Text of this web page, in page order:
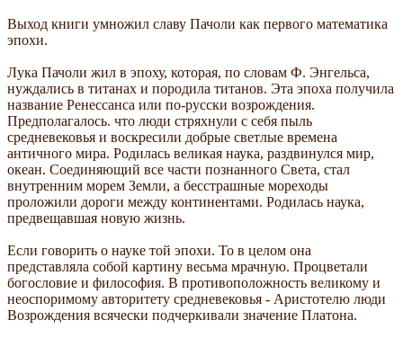
Выход книги умножил славу Пачоли как первого математика
эпохи.
Лука Пачоли жил в эпоху, которая, по словам Ф. Энгельса,
нуждались в титанах и породила титанов. Эта эпоха получила
название Ренессанса или по-русски возрождения.
Предполагалось. что люди стряхнули с себя пыль
средневековья и воскресили добрые светлые времена
античного мира. Родилась великая наука, раздвинулся мир,
океан. Соединяющий все части познанного Света, стал
внутренним морем Земли, а бесстрашные мореходы
проложили дороги между континентами. Родилась наука,
предвещавшая новую жизнь.
Если говорить о науке той эпохи. То в целом она
представляла собой картину весьма мрачную. Процветали
богословие и философия. В противоположность великому и
неоспоримому авторитету средневековья - Аристотелю люди
Возрождения всячески подчеркивали значение Платона.